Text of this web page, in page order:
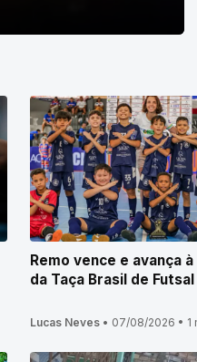
Remo vence e avança
da Taça Brasil de
Lucas Neves• 07/08/2026 • 1